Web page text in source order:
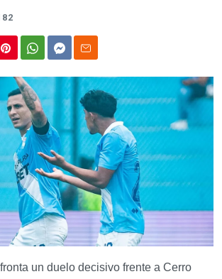
un duelo decisivo frente a Cerro